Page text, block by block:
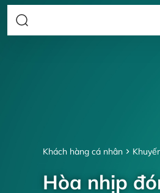
Khách hàng cá nhân
Hòa nhịp